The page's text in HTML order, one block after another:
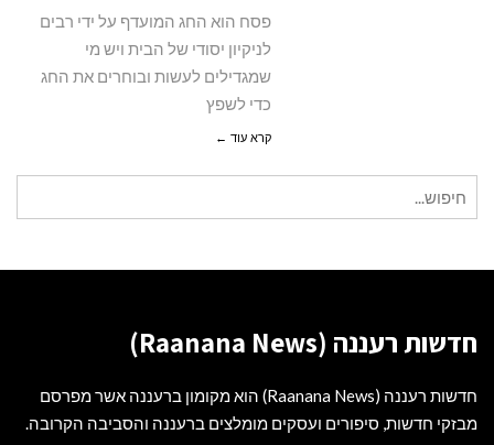
פסח הוא החג המועדף על ידי רבים
לניקיון יסודי של הבית ויש מי
שמגדילים לעשות ובוחרים את החג
כדי לשפץ
קרא עוד ←
עבור:
חדשות רעננה (Raanana News)
חדשות רעננה (Raanana News) הוא מקומון ברעננה אשר מפרסם
מבזקי חדשות, סיפורים ועסקים מומלצים ברעננה והסביבה הקרובה.